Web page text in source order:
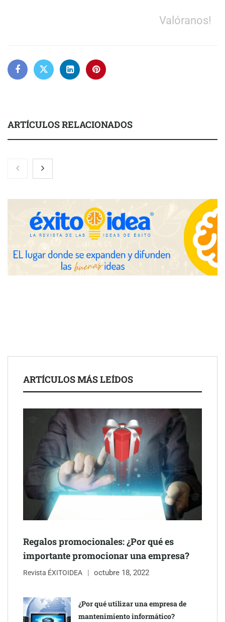
Valóranos!
ARTÍCULOS RELACIONADOS
Brisas del Estrecho abastece a la hostelería de Sevilla
conectando lonjas con establecimientos
Última llamada: los destinos con las mayores caídas de precios
ARTÍCULOS MÁS LEÍDOS
Regalos promocionales: ¿Por qué es
importante promocionar una empresa?
Revista ÉXITOIDEA octubre 18, 2022
¿Por qué utilizar una empresa de
mantenimiento informático?